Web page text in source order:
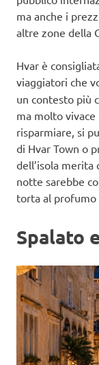
ma anche i
altre zone della
Hvar è
viaggiatori che
un contesto più
ma molto
risparmiare, si
di Hvar Town o
dell’isola merita
notte sarebbe
torta al profumo
Spalato